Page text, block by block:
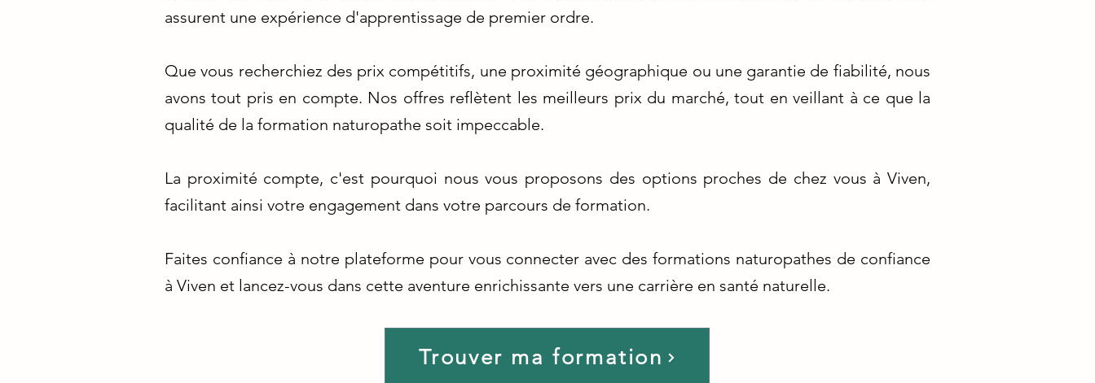
assurent une expérience d'apprentissage de premier ordre.
Que vous recherchiez des prix compétitifs, une proximité géographique ou une garantie de fiabilité, nous
avons tout pris en compte. Nos offres reflètent les meilleurs prix du marché, tout en veillant à ce que la
qualité de la formation naturopathe soit impeccable.
La proximité compte, c'est pourquoi nous vous proposons des options proches de chez vous à Viven,
facilitant ainsi votre engagement dans votre parcours de formation.
Faites confiance à notre plateforme pour vous connecter avec des formations naturopathes de confiance
à Viven et lancez-vous dans cette aventure enrichissante vers une carrière en santé naturelle.
Trouver ma formation